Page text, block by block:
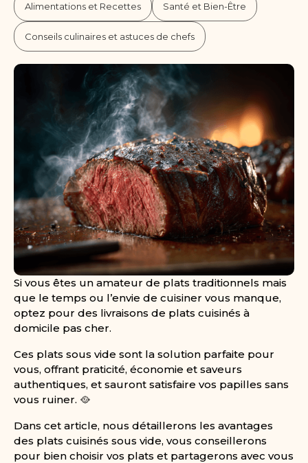
Alimentations et Recettes Santé et Bien-Être
Conseils culinaires et astuces de chefs
Si vous êtes un amateur de plats traditionnels mais
que le temps ou l’envie de cuisiner vous manque,
optez pour des livraisons de plats cuisinés à
domicile pas cher.
Ces plats sous vide sont la solution parfaite pour
vous, offrant praticité, économie et saveurs
authentiques, et sauront satisfaire vos papilles sans
vous ruiner. 🥘
Dans cet article, nous détaillerons les avantages
des plats cuisinés sous vide, vous conseillerons
pour bien choisir vos plats et partagerons avec vous